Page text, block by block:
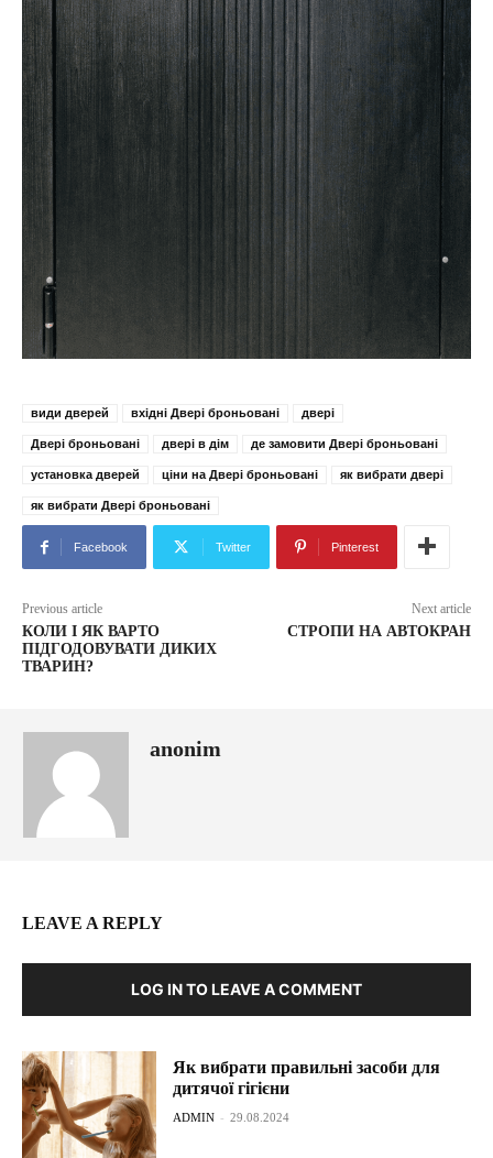
види дверей вхідні Двері броньовані двері
Двері броньовані двері в дім де замовити Двері броньовані
установка дверей ціни на Двері броньовані як вибрати двері
як вибрати Двері броньовані
Facebook Twitter Pinterest
Previous article
КОЛИ І ЯК ВАРТО
ПІДГОДОВУВАТИ ДИКИХ
ТВАРИН?
Next article
СТРОПИ НА АВТОКРАН
anonim
LEAVE A REPLY
LOG IN TO LEAVE A COMMENT
Як вибрати правильні засоби для
дитячої гігієни
ADMIN - 29.08.2024